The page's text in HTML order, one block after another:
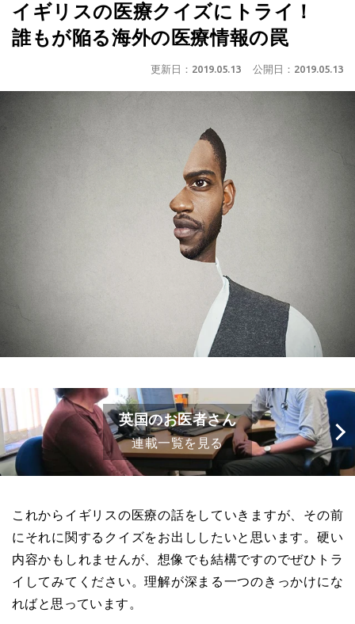
イギリスの医療クイズにトライ！
誰もが陥る海外の医療情報の罠
更新日： 2019.05.13 公開日： 2019.05.13
英国のお医者さん
連載一覧を見る
これからイギリスの医療の話をしていきますが、その前
にそれに関するクイズをお出ししたいと思います。硬い
内容かもしれませんが、想像でも結構ですのでぜひトラ
イしてみてください。理解が深まる一つのきっかけにな
ればと思っています。